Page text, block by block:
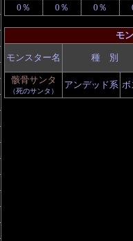
0％
0％ 0％
モ
モンスター名 種 別
骸骨サンタ
（死のサンタ）
アンデッド系 ボ